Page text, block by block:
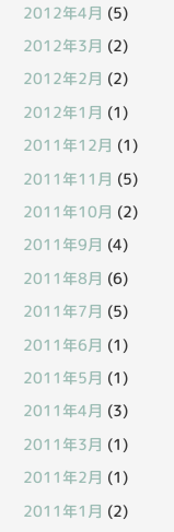
2012年4月 (5)
2012年3月 (2)
2012年2月 (2)
2012年1月 (1)
2011年12月 (1)
2011年11月 (5)
2011年10月 (2)
2011年9月 (4)
2011年8月 (6)
2011年7月 (5)
2011年6月 (1)
2011年5月 (1)
2011年4月 (3)
2011年3月 (1)
2011年2月 (1)
2011年1月 (2)